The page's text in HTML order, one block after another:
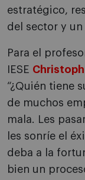
estratégico,
del sector y
Para el
IESE
“¿Quién tiene
de muchos
mala. Les
les sonríe el
deba a la
bien un